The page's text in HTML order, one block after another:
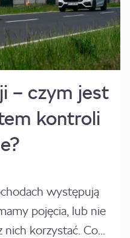
– czym jest
kontroli
występują
pojęcia, lub nie
korzystać. Co...